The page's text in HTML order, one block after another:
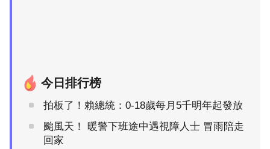
今日排行榜
拍板了！賴總統：0-18歲每月5千明年起發放
颱風天！ 暖警下班途中遇視障人士 冒雨陪走
回家